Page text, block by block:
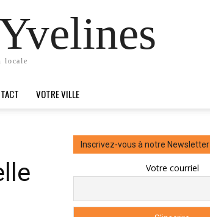
locale
VOTRE VILLE
Inscrivez-vous à notre Newsletter
Votre courriel